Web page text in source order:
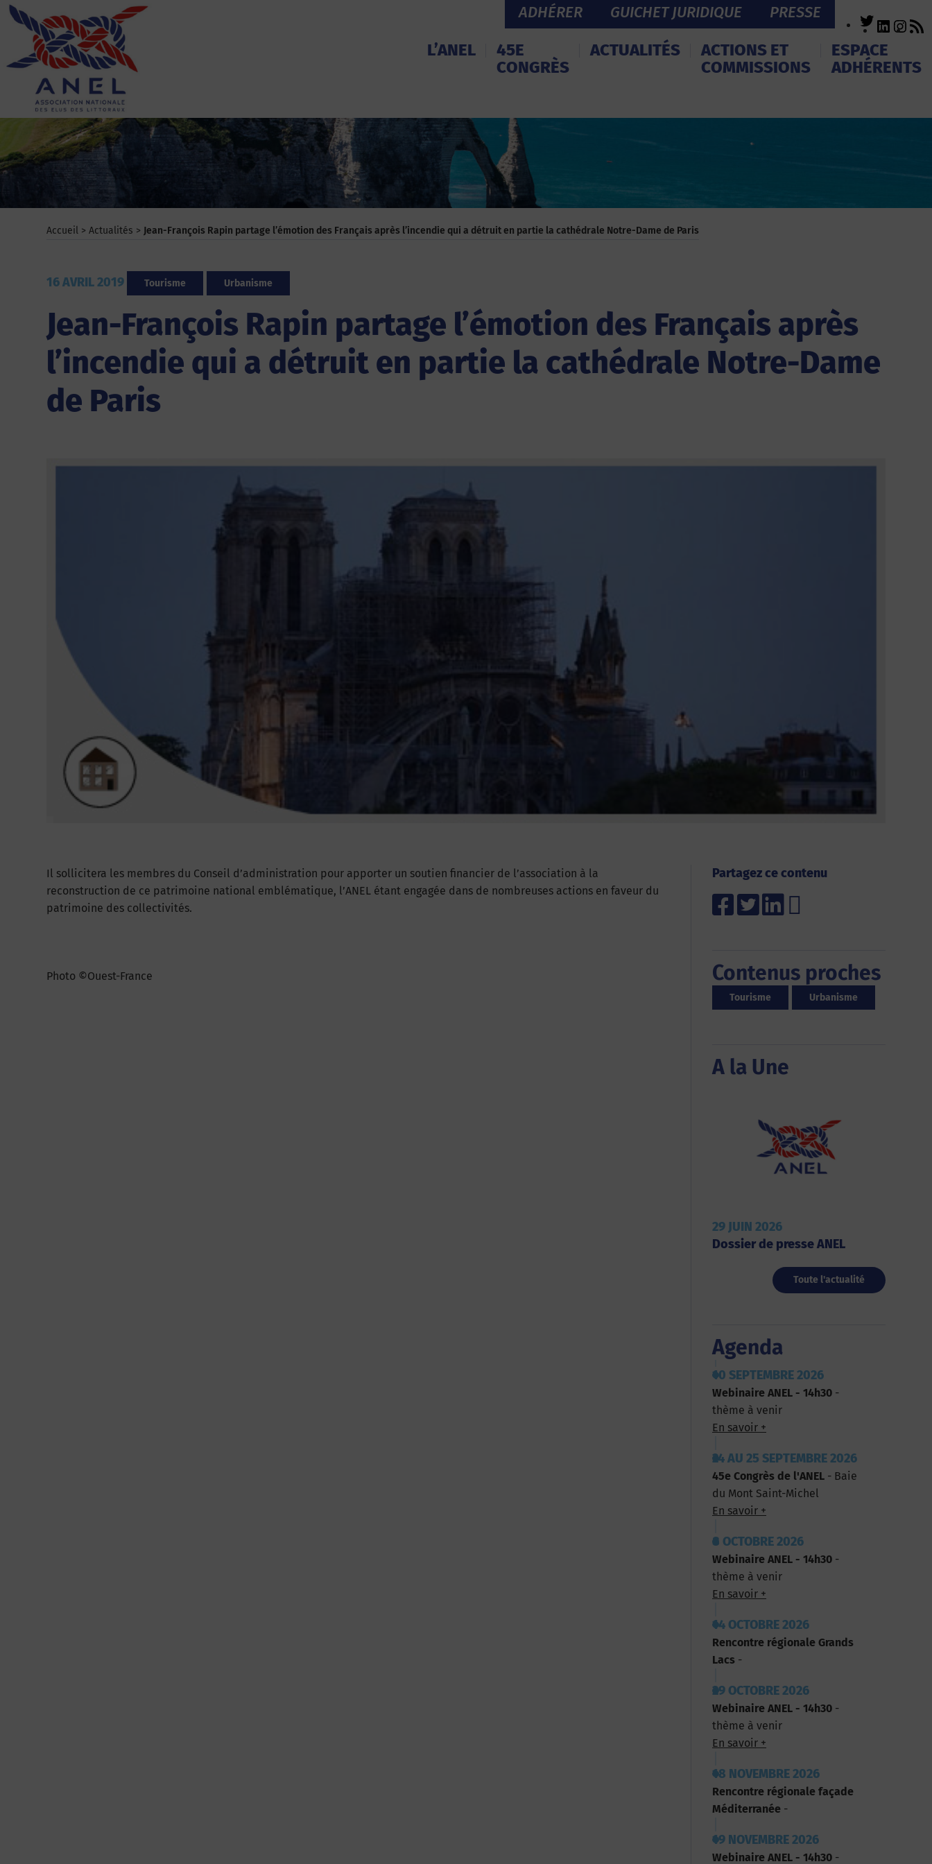
Aller
contenu
ANEL
ADHÉRER GUICHET JURIDIQUE PRESSE Twitter
L’ANEL
45E
CONGRÈS
ACTUALITÉS
ACTIONS ET
COMMISSIONS
ESPACE
ADHÉRENTS
Accueil > Actualités > Jean-François Rapin partage l’émotion des Français après l’incendie qui a détruit en partie la cathédrale Notre-Dame de Paris
16 AVRIL 2019 Tourisme Urbanisme
Jean-François Rapin partage l’émotion des Français après
l’incendie qui a détruit en partie la cathédrale Notre-Dame
de Paris
Il sollicitera les membres du Conseil d’administration pour apporter un soutien financier de l’association à la
reconstruction de ce patrimoine national emblématique, l’ANEL étant engagée dans de nombreuses actions en faveur du
patrimoine des collectivités.
Photo ©Ouest-France
Partagez ce contenu
Contenus proches
Tourisme Urbanisme
A la Une
29 JUIN 2026
Dossier de presse ANEL
Toute l'actualité
Agenda
10 SEPTEMBRE 2026
Webinaire ANEL - 14h30 -
thème à venir
En savoir +
24 AU 25 SEPTEMBRE 2026
45e Congrès de l'ANEL - Baie
du Mont Saint-Michel
En savoir +
8 OCTOBRE 2026
Webinaire ANEL - 14h30 -
thème à venir
En savoir +
14 OCTOBRE 2026
Rencontre régionale Grands
Lacs -
29 OCTOBRE 2026
Webinaire ANEL - 14h30 -
thème à venir
En savoir +
18 NOVEMBRE 2026
Rencontre régionale façade
Méditerranée -
19 NOVEMBRE 2026
Webinaire ANEL - 14h30 -